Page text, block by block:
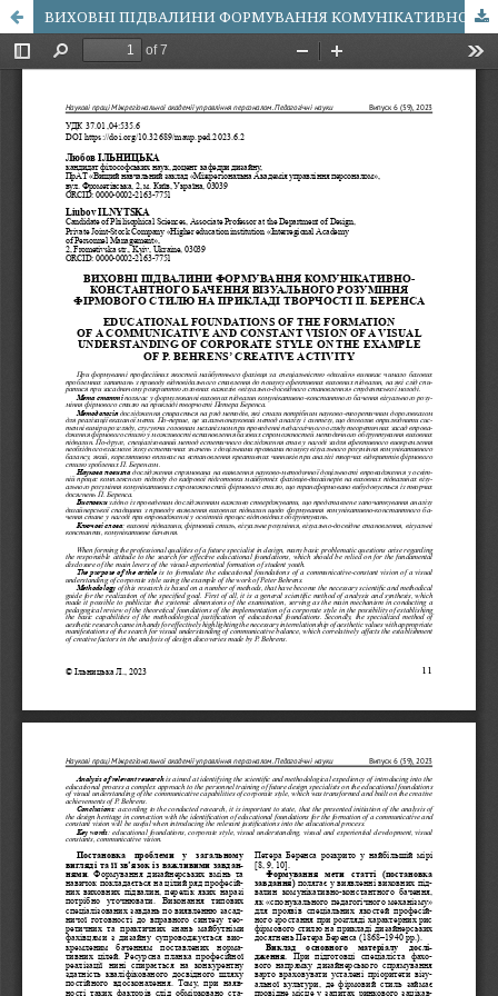
ВИХОВНІ ПІДВАЛИНИ ФОРМУВАННЯ КОМУНІКАТИВНО- КОНСТАНТНОГО БАЧЕННЯ ВІЗУАЛЬНОГО РОЗУМІННЯ ФІРМОВОГО СТИЛЮ НА ПРИКЛАДІ ТВОРЧОСТІ П. БЕРЕНСА